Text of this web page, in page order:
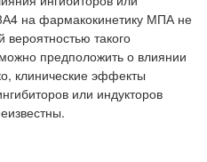
на фармакокинетику МПА не
вероятностью такого
предположить о влиянии
клинические эффекты
или индукторов